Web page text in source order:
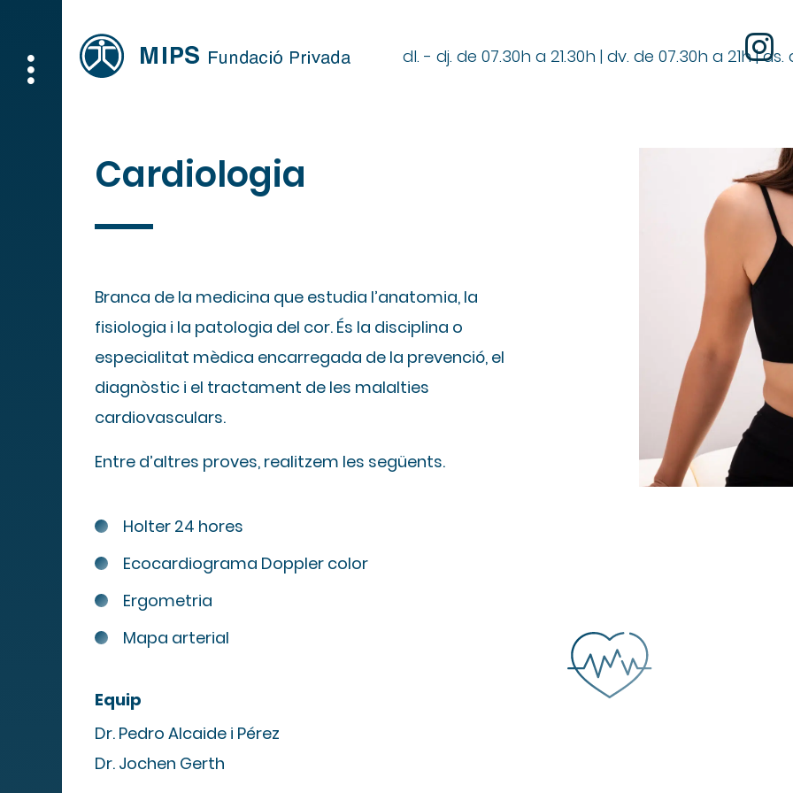
dl. - dj. de 07.30h a 21.30h | dv. de 07.30h a 21h |
Cardiologia
Branca de la medicina que estudia l’anatomia, la
fisiologia i la patologia del cor. És la disciplina o
especialitat mèdica encarregada de la prevenció, el
diagnòstic i el tractament de les malalties
cardiovasculars.
Entre d’altres proves, realitzem les següents.
Holter 24 hores
Ecocardiograma Doppler color
Ergometria
Mapa arterial
Equip
Dr. Pedro Alcaide i Pérez
Dr. Jochen Gerth
MIPS